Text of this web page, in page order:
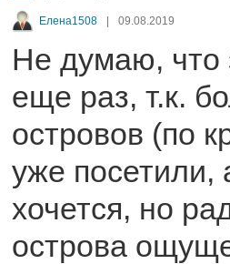
Елена1508 09.08.2019
Не думаю, что
еще раз, т.к.
островов (по
уже посетили,
хочется, но
острова